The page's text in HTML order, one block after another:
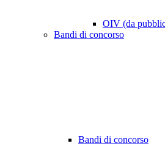
OIV (da
Bandi di concorso
Bandi di concorso